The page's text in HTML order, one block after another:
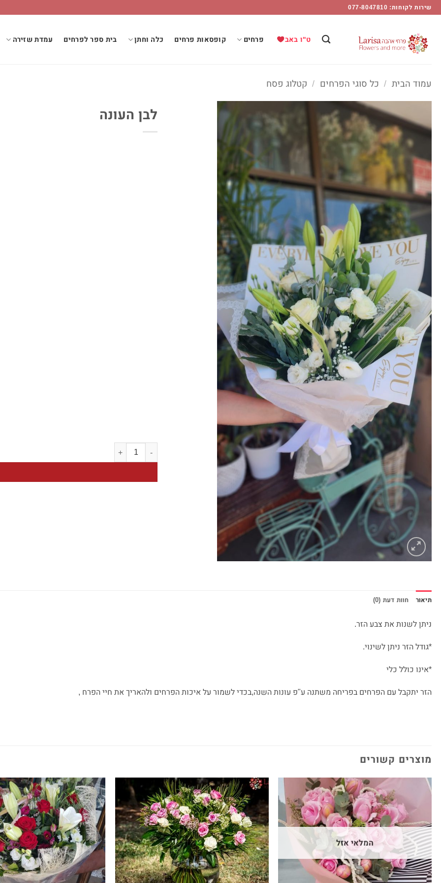
Skipשירות לקוחות: 077-8047810
ט"ו באב פרחים קופסאות פרחים כלה וחתן בית ספר לפרחים עמדת שזירה
עמוד הבית / כל סוגי הפרחים / קטלוג פסח
לבן העונה
כמות של לבן העונה
תיאור חוות דעת (0)
ניתן לשנות את צבע הזר.
*גודל הזר ניתן לשינוי.
*אינו כולל כלי
הזר יתקבל עם הפרחים בפריחה משתנה ע"פ עונות השנה,בכדי לשמור על איכות הפרחים ולהאריך את חיי הפרח ,
מוצרים קשורים
המלאי אזל